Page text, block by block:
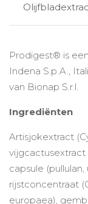
Prodigest® is
Indena S.p.A.,
van Bionap S.r.l.
Ingrediënten
Artisjokextract
vijgcactusextract
capsule
rijstconcentraat
europaea),